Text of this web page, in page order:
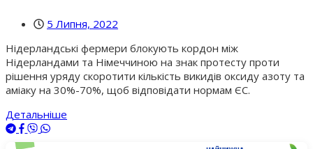
5 Липня, 2022
Нідерландські фермери блокують кордон між
Нідерландами та Німеччиною на знак протесту проти
рішення уряду скоротити кількість викидів оксиду азоту та
аміаку на 30%-70%, щоб відповідати нормам ЄС.
Детальніше